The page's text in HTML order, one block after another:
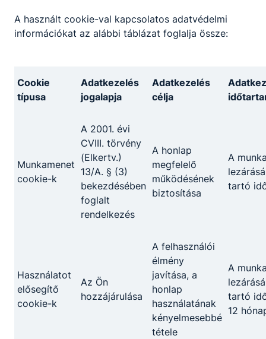
A használt cookie-val kapcsolatos adatvédelmi
információkat az alábbi táblázat foglalja össze:
Cookie
típusa
Adatkezelés
jogalapja
Adatkezelés
célja
Munkamenet
cookie-k
A 2001. évi
CVIII. törvény
(Elkertv.)
13/A. § (3)
bekezdésében
foglalt
rendelkezés
A honlap
megfelelő
működésének
biztosítása
A
tartó
Használatot
elősegítő
cookie-k
Az Ön
hozzájárulása
A felhasználói
élmény
javítása, a
honlap
használatának
kényelmesebbé
tétele
A
tartó
12